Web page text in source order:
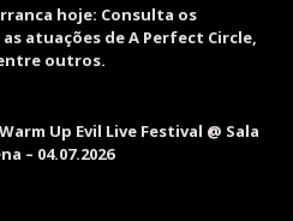
hoje: Consulta os
atuações de A Perfect Circle,
outros.
Up Evil Live Festival @ Sala
– 04.07.2026